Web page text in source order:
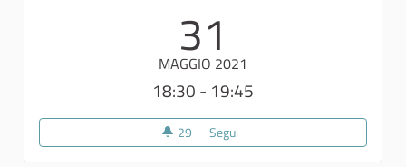
31
MAGGIO 2021
18:30 - 19:45
29 29 sostenitori
Segui